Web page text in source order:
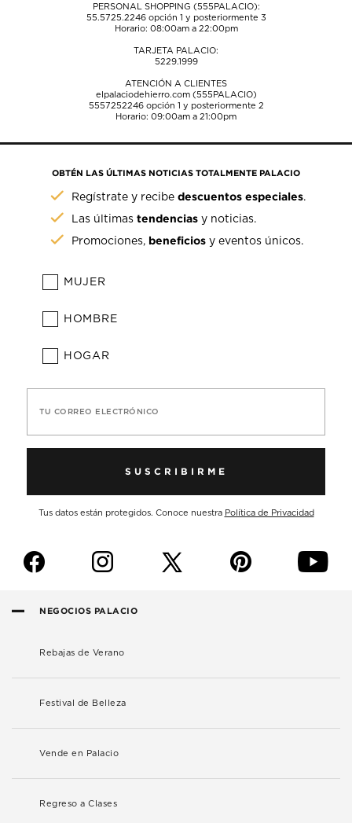
PERSONAL SHOPPING (555PALACIO):
55.5725.2246opción 1 y posteriormente 3
Horario: 08:00am a 22:00pm
TARJETA PALACIO:
5229.1999
ATENCIÓN A CLIENTES
elpalaciodehierro.com (555PALACIO)
5557252246opción 1 y posteriormente 2
Horario: 09:00am a 21:00pm
OBTÉN LAS ÚLTIMAS NOTICIAS TOTALMENTE PALACIO
Regístrate y recibedescuentos especiales.
Las últimastendencias y noticias.
Promociones, beneficios y eventos únicos.
MUJER
HOMBRE
HOGAR
TU CORREO ELECTRÓNICO
SUSCRIBIRME
Tus datos están protegidos. Conoce nuestra Política de Privacidad
f i p y
NEGOCIOS PALACIO
Rebajas de Verano
Festival de Belleza
Vende en Palacio
Regreso a Clases